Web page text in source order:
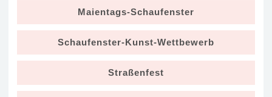
Maientags-Schaufenster
Schaufenster-Kunst-Wettbewerb
Straßenfest